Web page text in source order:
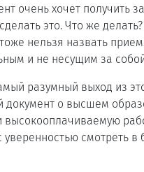
очень хочет получить
это. Что же
нельзя назвать
и не несущим за
разумный выход из
о высшем
смотреть в